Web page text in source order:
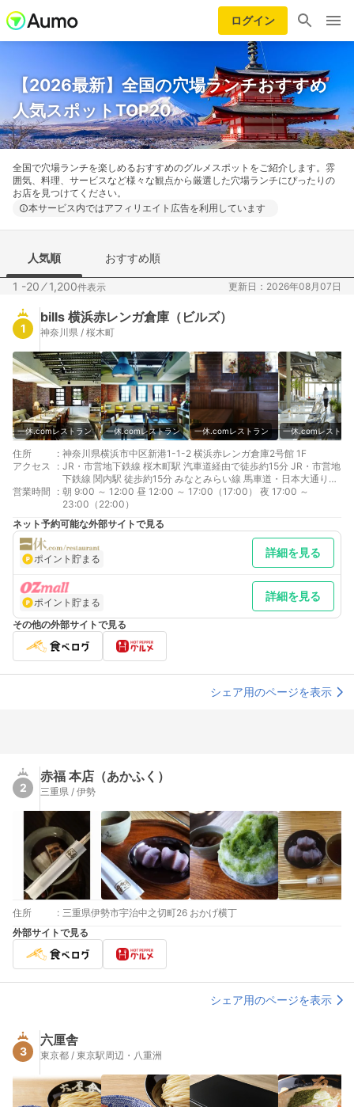
ログイン
【2026最新】全国の穴場ランチおすすめ
人気スポットTOP20
全国で穴場ランチを楽しめるおすすめのグルメスポットをご紹介します。雰
囲気、料理、サービスなど様々な観点から厳選した穴場ランチにぴったりの
お店を見つけてください。
本サービス内ではアフィリエイト広告を利用しています
人気順 おすすめ順
1 -20 ⁄1,200件表示 更新日：2026年08月07日
1
bills 横浜赤レンガ倉庫（ビルズ）
神奈川県 / 桜木町
一休.comレストラン 一休.comレストラン 一休.comレストラン 一休.comレストラ
住所 : 神奈川県横浜市中区新港1-1-2 横浜赤レンガ倉庫2号館 1F
アクセス
: JR・市営地下鉄線 桜木町駅 汽車道経由で徒歩約15分 JR・市営地
下鉄線 関内駅 徒歩約15分 みなとみらい線 馬車道・日本大通り駅
徒歩約6分
営業時間 : 朝 9:00 ～ 12:00 昼 12:00 ～ 17:00（17:00） 夜 17:00 ～
23:00（22:00）
ネット予約可能な外部サイトで見る
ポイント貯まる 詳細を見る
ポイント貯まる 詳細を見る
その他の外部サイトで見る
シェア用のページを表示
2
赤福 本店（あかふく）
三重県 / 伊勢
住所 : 三重県伊勢市宇治中之切町26 おかげ横丁
外部サイトで見る
シェア用のページを表示
3
六厘舎
東京都 / 東京駅周辺・八重洲